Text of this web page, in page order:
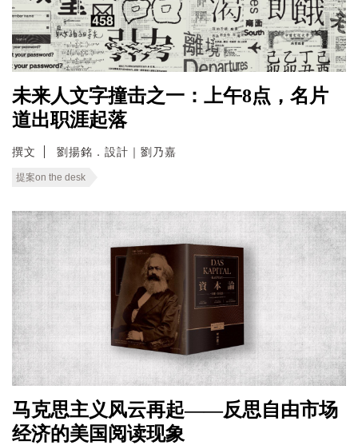
未来人文字撞击之一：上午8点，名片
道出职涯起落
撰文 劉揚銘．設計｜劉乃嘉
提案on the desk
马克思主义风云再起——反思自由市场
经济的美国阅读现象